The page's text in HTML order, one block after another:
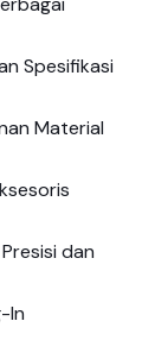
Spesifikasi
Material
dan
In